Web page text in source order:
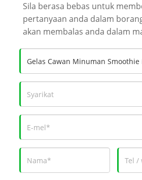
Sila berasa bebas untuk
pertanyaan anda dalam
akan membalas anda dalam